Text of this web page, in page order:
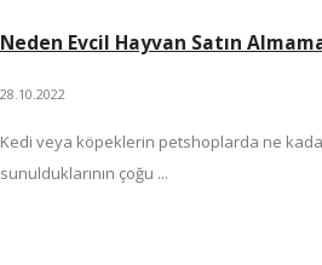
Neden Evcil Hayvan Satın
28.10.2022
Kedi veya köpeklerin petshoplarda ne
sunulduklarının çoğu ...